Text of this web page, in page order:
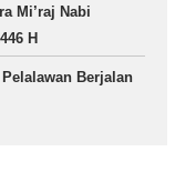
Mi’raj Nabi
H
Berjalan